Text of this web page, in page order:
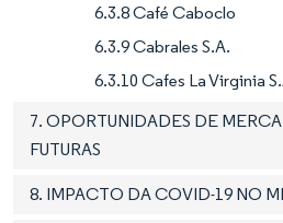
6.3.8 Café Caboclo
6.3.9 Cabrales S.A.
6.3.10 Cafes La Virginia
7. OPORTUNIDADES DE
FUTURAS
8. IMPACTO DA COVID-19 NO